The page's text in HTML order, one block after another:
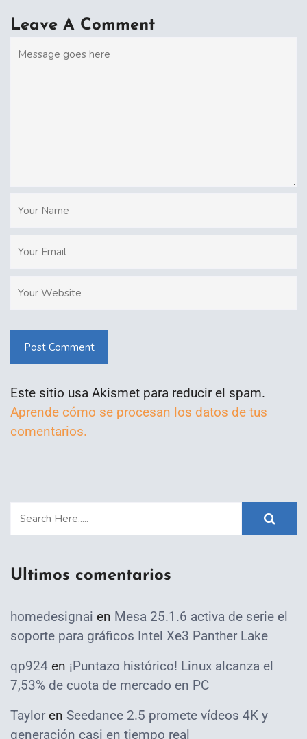
Leave A Comment
Post Comment
Este sitio usa Akismet para reducir el spam.
Aprende cómo se procesan los datos de tus
comentarios.
Ultimos comentarios
homedesignai en Mesa 25.1.6 activa de serie el
soporte para gráficos Intel Xe3 Panther Lake
qp924 en ¡Puntazo histórico! Linux alcanza el
7,53% de cuota de mercado en PC
Taylor en Seedance 2.5 promete vídeos 4K y
generación casi en tiempo real